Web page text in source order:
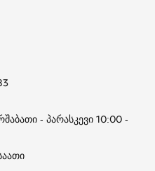
- პარასკევი 10:00 -